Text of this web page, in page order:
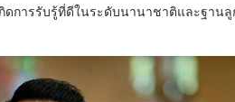
การรับรู้ที่ดีในระดับนานาชาติและฐานลู